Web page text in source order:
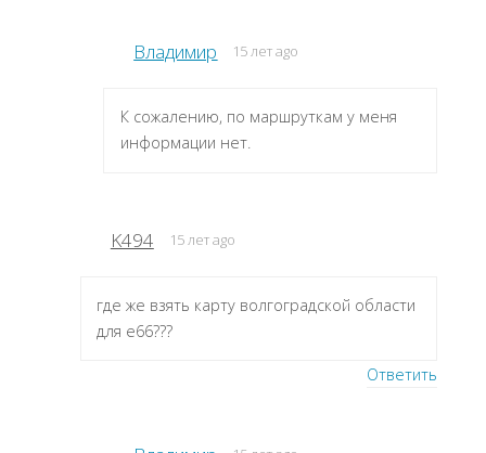
Владимир 15 лет ago
К сожалению, по маршруткам у меня
информации нет.
K494 15 лет ago
где же взять карту волгоградской области
для е66???
Ответить